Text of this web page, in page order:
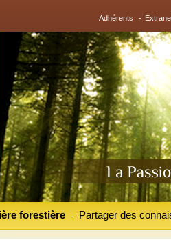
Adhérents -
forestière Partager des
-